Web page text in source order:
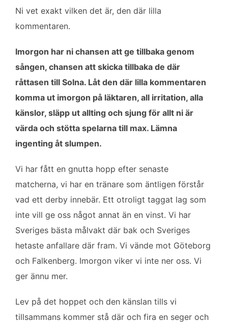
Ni vet exakt vilken det är, den där lilla
kommentaren.
Imorgon har ni chansen att ge tillbaka genom
sången, chansen att skicka tillbaka de där
råttasen till Solna. Låt den där lilla kommentaren
komma ut imorgon på läktaren, all irritation, alla
känslor, släpp ut allting och sjung för allt ni är
värda och stötta spelarna till max. Lämna
ingenting åt slumpen.
Vi har fått en gnutta hopp efter senaste
matcherna, vi har en tränare som äntligen förstår
vad ett derby innebär. Ett otroligt taggat lag som
inte vill ge oss något annat än en vinst. Vi har
Sveriges bästa målvakt där bak och Sveriges
hetaste anfallare där fram. Vi vände mot Göteborg
och Falkenberg. Imorgon viker vi inte ner oss. Vi
ger ännu mer.
Lev på det hoppet och den känslan tills vi
tillsammans kommer stå där och fira en seger och